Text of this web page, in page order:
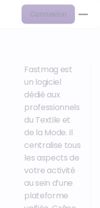
Connexion
Fastmag est
un logiciel
dédié aux
professionnels
du Textile et
de la Mode. Il
centralise tous
les aspects de
votre activité
au sein d’une
plateforme